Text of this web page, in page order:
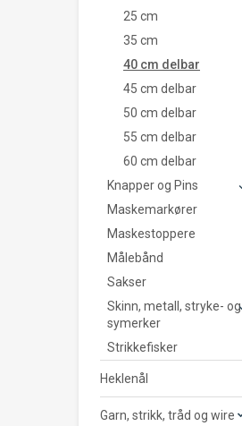
25 cm
35 cm
40 cm delbar
45 cm delbar
50 cm delbar
55 cm delbar
60 cm delbar
Knapper og Pins
Maskemarkører
Maskestoppere
Målebånd
Sakser
Skinn, metall, stryke- og
symerker
Strikkefisker
Heklenål
Garn, strikk, tråd og wire